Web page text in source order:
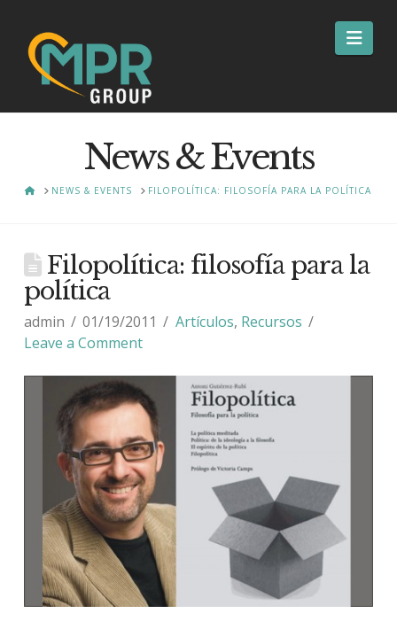
News & Events
HOMENEWS & EVENTS FILOPOLÍTICA: FILOSOFÍA PARA LA POLÍTICA
Filopolítica: filosofía para la
política
admin 01/19/2011 Artículos, Recursos
Leave a Comment